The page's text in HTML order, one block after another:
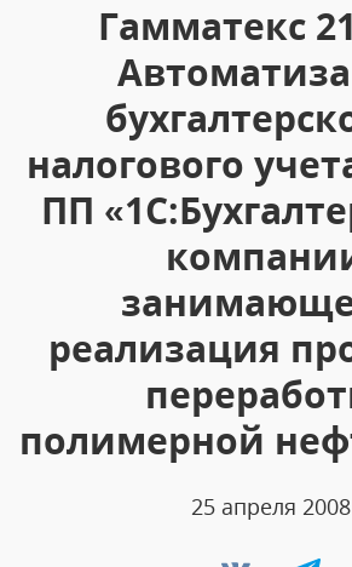
Гамматекс
налогового
ПП
реализация
полимерной
25 апреля 2008